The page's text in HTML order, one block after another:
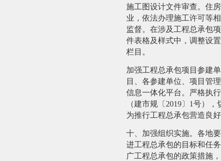
施工图设计文件审查。住
业，依法办理施工许可等
监督。在涉及工程总承包
件表格及样式中，调整设
栏目。
加强工程总承包项目参建
目、各参建单位、项目管
信息一体化平台。严格执
（建市规〔2019〕1号）
为推行工程总承包营造良
十、加强组织实施。 各地
进工程总承包的目标和任
广工程总承包的政策措施